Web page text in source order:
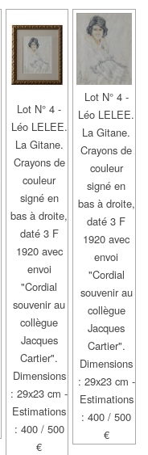
Lot N° 4 -
Léo LELEE.
La Gitane.
Crayons de
couleur
signé en
bas à droite,
daté 3 F
1920 avec
envoi
"Cordial
souvenir au
collègue
Jacques
Cartier".
Dimensions
: 29x23 cm -
Estimations
: 400 / 500
€
Lot N° 4 -
Léo LELEE.
La Gitane.
Crayons de
couleur
signé en
bas à droite,
daté 3 F
1920 avec
envoi
"Cordial
souvenir au
collègue
Jacques
Cartier".
Dimensions
: 29x23 cm -
Estimations
: 400 / 500
€